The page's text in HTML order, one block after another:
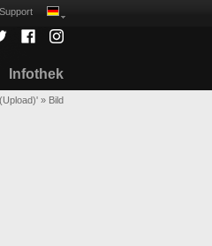
Support
Infothek
» Bild